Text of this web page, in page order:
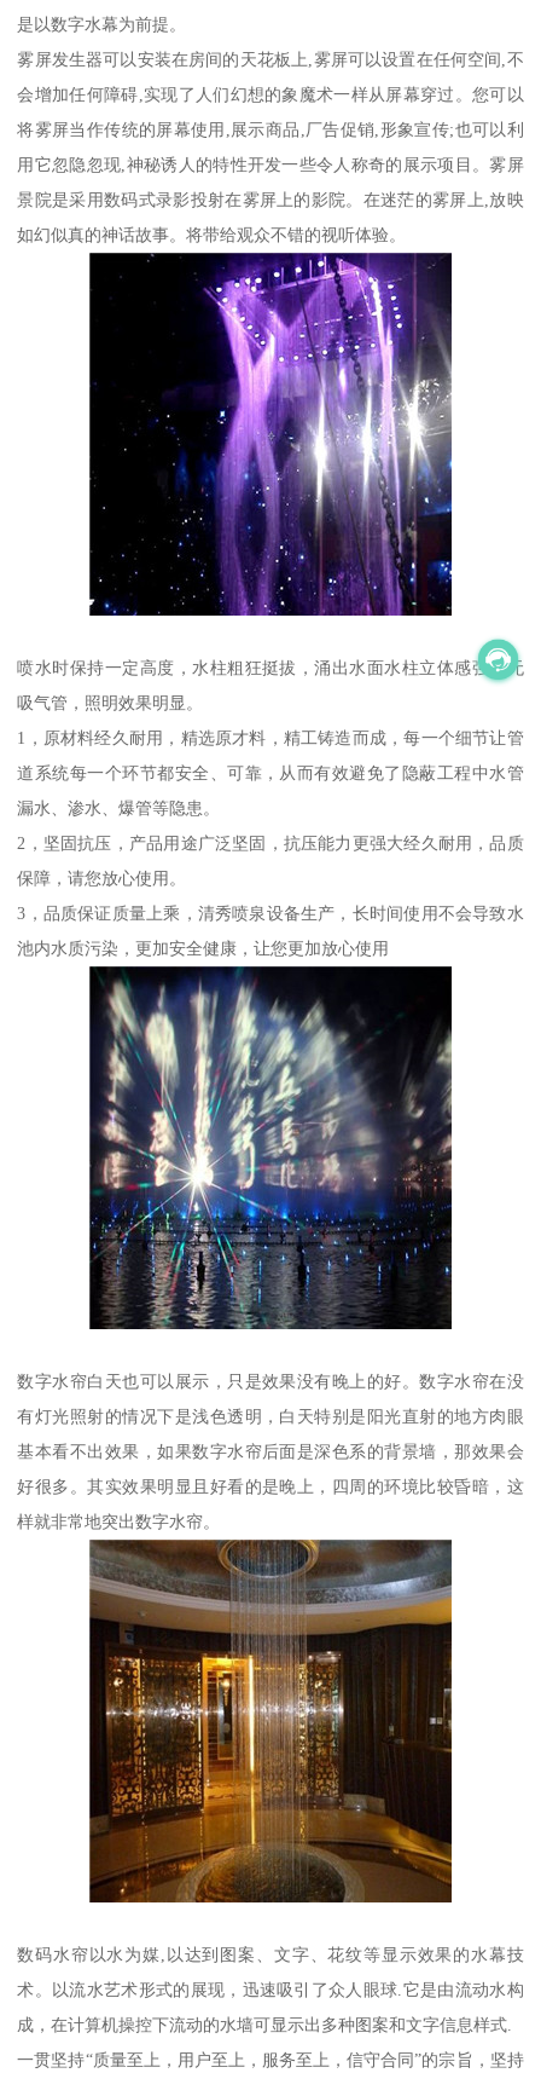
是以数字水幕为前提。
雾屏发生器可以安装在房间的天花板上,雾屏可以设置在任何空间,不
会增加任何障碍,实现了人们幻想的象魔术一样从屏幕穿过。您可以
将雾屏当作传统的屏幕使用,展示商品,厂告促销,形象宣传;也可以利
用它忽隐忽现,神秘诱人的特性开发一些令人称奇的展示项目。雾屏
景院是采用数码式录影投射在雾屏上的影院。在迷茫的雾屏上,放映
如幻似真的神话故事。将带给观众不错的视听体验。
喷水时保持一定高度，水柱粗狂挺拔，涌出水面水柱立体感强，无
吸气管，照明效果明显。
1，原材料经久耐用，精选原才料，精工铸造而成，每一个细节让管
道系统每一个环节都安全、可靠，从而有效避免了隐蔽工程中水管
漏水、渗水、爆管等隐患。
2，坚固抗压，产品用途广泛坚固，抗压能力更强大经久耐用，品质
保障，请您放心使用。
3，品质保证质量上乘，清秀喷泉设备生产，长时间使用不会导致水
池内水质污染，更加安全健康，让您更加放心使用
数字水帘白天也可以展示，只是效果没有晚上的好。数字水帘在没
有灯光照射的情况下是浅色透明，白天特别是阳光直射的地方肉眼
基本看不出效果，如果数字水帘后面是深色系的背景墙，那效果会
好很多。其实效果明显且好看的是晚上，四周的环境比较昏暗，这
样就非常地突出数字水帘。
数码水帘以水为媒,以达到图案、文字、花纹等显示效果的水幕技
术。以流水艺术形式的展现，迅速吸引了众人眼球.它是由流动水构
成，在计算机操控下流动的水墙可显示出多种图案和文字信息样式.
一贯坚持“质量至上，用户至上，服务至上，信守合同”的宗旨，坚持